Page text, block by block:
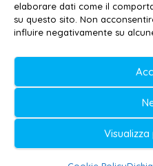
elaborare dati come il
su questo sito. Non
influire negativamente su
Privacy policy –Cookie
Testata iscritta al n.
Stampa
Editore e
Daniele